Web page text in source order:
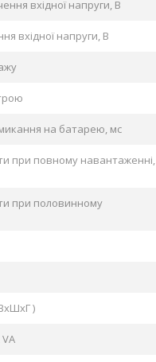
вхідної напруги, В
вхідної напруги, В
на батарею, мс
при повному навантаженні,
при половинному
)